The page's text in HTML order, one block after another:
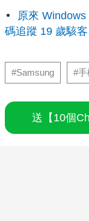
原來
碼追蹤 19 歲駭
#Samsung #手
送【10個